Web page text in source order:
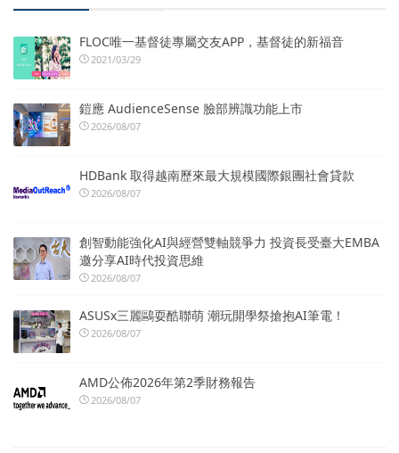
FLOC唯一基督徒專屬交友APP，基督徒的新福音
2021/03/29
鎧應 AudienceSense 臉部辨識功能上市
2026/08/07
HDBank 取得越南歷來最大規模國際銀團社會貸款
2026/08/07
創智動能強化AI與經營雙軸競爭力 投資長受臺大EMBA
邀分享AI時代投資思維
2026/08/07
ASUSx三麗鷗耍酷聯萌 潮玩開學祭搶抱AI筆電！
2026/08/07
AMD公佈2026年第2季財務報告
2026/08/07